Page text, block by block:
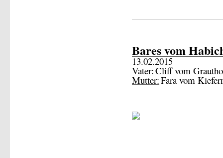
Bares vom
13.02.2015
Vater:Cliff vom
Mutter:Fara vom